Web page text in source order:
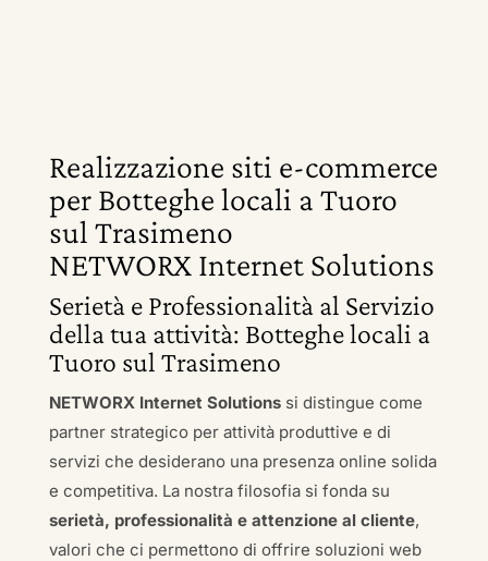
Realizzazione siti e-commerce
per Botteghe locali a Tuoro
sul Trasimeno
NETWORX Internet Solutions
Serietà e Professionalità al Servizio
della tua attività: Botteghe locali a
Tuoro sul Trasimeno
NETWORX Internet Solutionssi distingue come
partner strategico per attività produttive e di
servizi che desiderano una presenza online solida
e competitiva. La nostra filosofia si fonda su
serietà, professionalità e attenzione al cliente,
valori che ci permettono di offrire soluzioni web